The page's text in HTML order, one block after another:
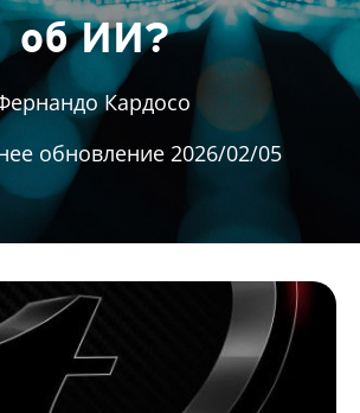
об ИИ?
Кардосо
обновление 2026/02/05